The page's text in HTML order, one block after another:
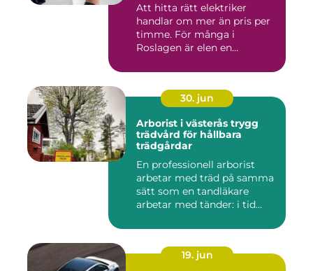
Att hitta rätt elektriker
handlar om mer än pris per
timme. För många i
Roslagen är elen en
30. jun
Arborist i västerås trygg
trädvård för hållbara
trädgårdar
En professionell arborist
arbetar med träd på samma
sätt som en tandläkare
arbetar med tänder: i tid...
19. jun